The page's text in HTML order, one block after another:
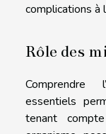
complications à
Rôle des
Comprendre
essentiels
tenant